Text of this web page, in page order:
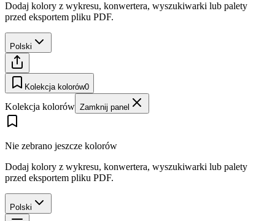
Dodaj kolory z wykresu, konwertera, wyszukiwarki lub palety
przed eksportem pliku PDF.
Polski
Kolekcja kolorów0
Kolekcja kolorów Zamknij panel
Nie zebrano jeszcze kolorów
Dodaj kolory z wykresu, konwertera, wyszukiwarki lub palety
przed eksportem pliku PDF.
Polski